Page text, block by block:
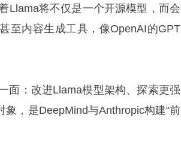
Llama将不仅是一个开源模型，而会
至内容生成工具，像OpenAI的GPT
面：改进Llama模型架构、探索更强
，是DeepMind与Anthropic构建“前